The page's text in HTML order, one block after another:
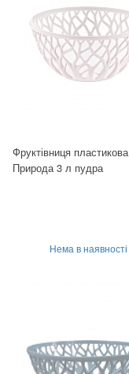
Фруктівниця пластикова
Природа 3 л пудра
Нема в наявності